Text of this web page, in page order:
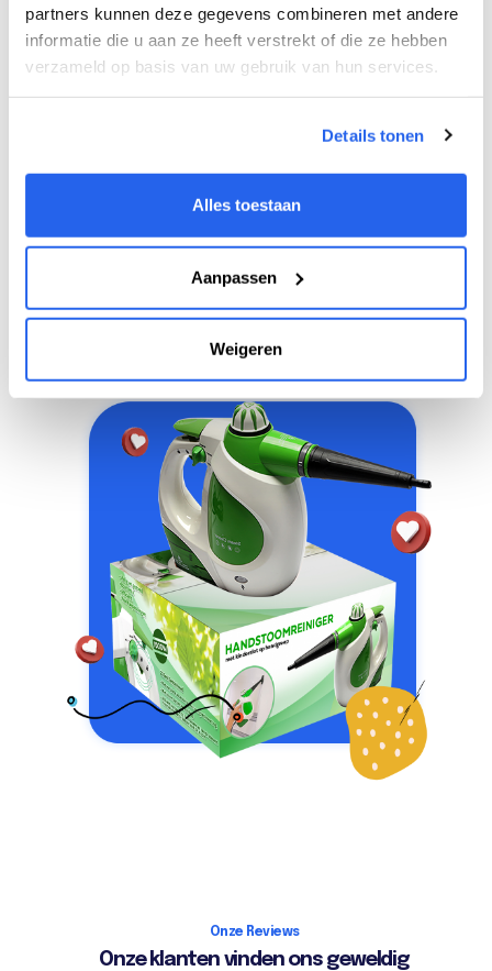
partners kunnen deze gegevens combineren met andere
informatie die u aan ze heeft verstrekt of die ze hebben
verzameld op basis van uw gebruik van hun services.
Details tonen
Alles toestaan
Aanpassen
Weigeren
Een 3D mock-up van jeproductverpakking ... hoe vet
is dat?
Tijdens het proces ontvang je een 3D mock-up van je
verpakking, hiermee kan je goed zien hoe het
Onze Reviews
Onze klanten vinden ons geweldig